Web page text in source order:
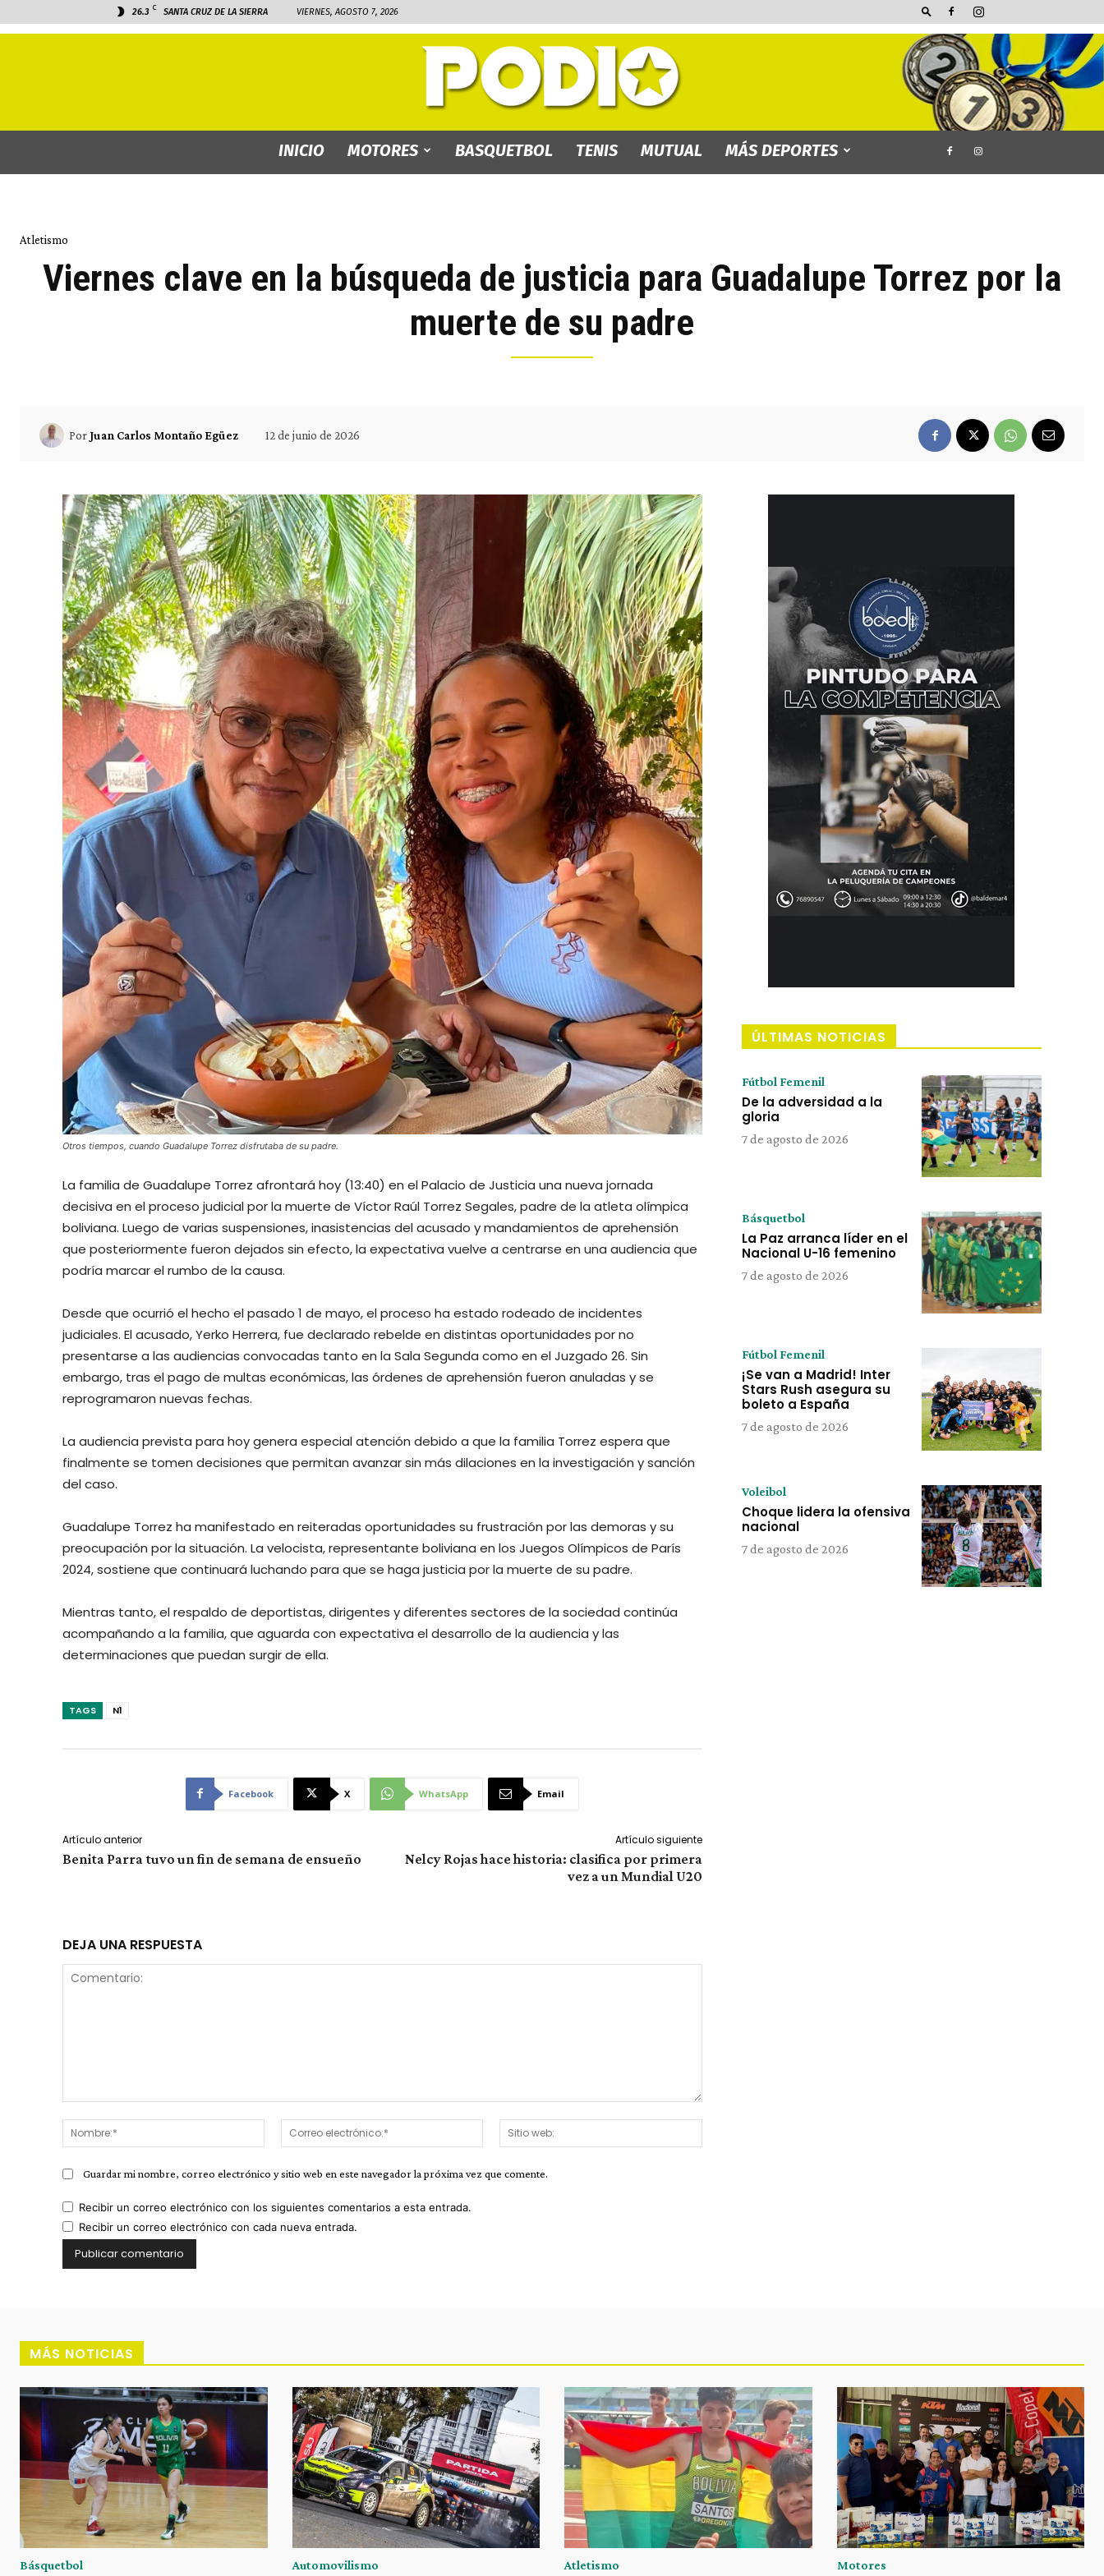
26.3 C SANTA CRUZ DE LA SIERRA VIERNES, AGOSTO 7, 2026
INICIO MOTORES BASQUETBOL TENIS MUTUAL MÁS DEPORTES
Atletismo
Viernes clave en la búsqueda de justicia para Guadalupe Torrez por la
muerte de su padre
PorJuan Carlos Montaño Egüez 12 de junio de 2026
Otros tiempos, cuando Guadalupe Torrez disfrutaba de su padre.
La familia de Guadalupe Torrez afrontará hoy (13:40) en el Palacio de Justicia una nueva jornada
decisiva en el proceso judicial por la muerte de Víctor Raúl Torrez Segales, padre de la atleta olímpica
boliviana. Luego de varias suspensiones, inasistencias del acusado y mandamientos de aprehensión
que posteriormente fueron dejados sin efecto, la expectativa vuelve a centrarse en una audiencia que
podría marcar el rumbo de la causa.
Desde que ocurrió el hecho el pasado 1 de mayo, el proceso ha estado rodeado de incidentes
judiciales. El acusado, Yerko Herrera, fue declarado rebelde en distintas oportunidades por no
presentarse a las audiencias convocadas tanto en la Sala Segunda como en el Juzgado 26. Sin
embargo, tras el pago de multas económicas, las órdenes de aprehensión fueron anuladas y se
reprogramaron nuevas fechas.
La audiencia prevista para hoy genera especial atención debido a que la familia Torrez espera que
finalmente se tomen decisiones que permitan avanzar sin más dilaciones en la investigación y sanción
del caso.
Guadalupe Torrez ha manifestado en reiteradas oportunidades su frustración por las demoras y su
preocupación por la situación. La velocista, representante boliviana en los Juegos Olímpicos de París
2024, sostiene que continuará luchando para que se haga justicia por la muerte de su padre.
Mientras tanto, el respaldo de deportistas, dirigentes y diferentes sectores de la sociedad continúa
acompañando a la familia, que aguarda con expectativa el desarrollo de la audiencia y las
determinaciones que puedan surgir de ella.
TAGS N1
Facebook X WhatsApp Email
Artículo anterior
Benita Parra tuvo un fin de semana de ensueño
Artículo siguiente
Nelcy Rojas hace historia: clasifica por primera
vez a un Mundial U20
DEJA UNA RESPUESTA
Nombre:*
Correo
electrónico:*
web:
Guardar mi nombre, correo electrónico y sitio web en este navegador la próxima vez que comente.
Recibir un correo electrónico con los siguientes comentarios a esta entrada.
Recibir un correo electrónico con cada nueva entrada.
ÚLTIMAS NOTICIAS
Fútbol Femenil
De la adversidad a la
gloria
7 de agosto de 2026
Básquetbol
La Paz arranca líder en el
Nacional U-16 femenino
7 de agosto de 2026
Fútbol Femenil
¡Se van a Madrid! Inter
Stars Rush asegura su
boleto a España
7 de agosto de 2026
Voleibol
Choque lidera la ofensiva
nacional
7 de agosto de 2026
MÁS NOTICIAS
Básquetbol Automovilismo Atletismo Motores